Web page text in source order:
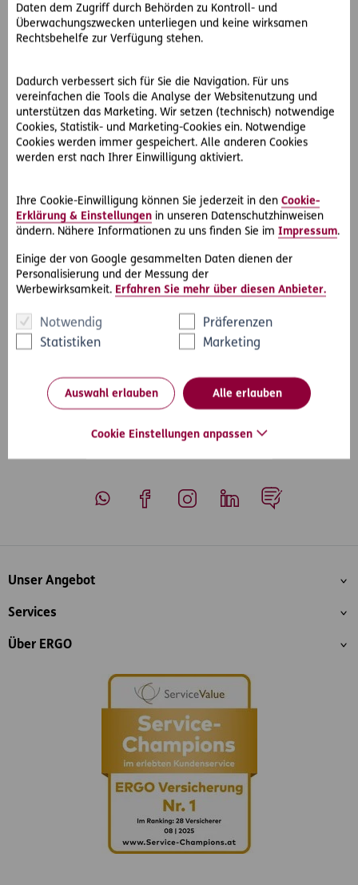
Daten dem Zugriff durch Behörden zu Kontroll- und
Überwachungszwecken unterliegen und keine wirksamen
Rechtsbehelfe zur Verfügung stehen.
Dadurch verbessert sich für Sie die Navigation. Für uns
vereinfachen die Tools die Analyse der Websitenutzung und
unterstützen das Marketing. Wir setzen (technisch) notwendige
Cookies, Statistik- und Marketing-Cookies ein. Notwendige
Cookies werden immer gespeichert. Alle anderen Cookies
werden erst nach Ihrer Einwilligung aktiviert.
Ihre Cookie-Einwilligung können Sie jederzeit in den Cookie-
Erklärung & Einstellungen in unseren Datenschutzhinweisen
ändern. Nähere Informationen zu uns finden Sie im Impressum.
Einige der von Google gesammelten Daten dienen der
Personalisierung und der Messung der
Werbewirksamkeit. Erfahren Sie mehr über diesen Anbieter.
Notwendig
Präferenzen
Statistiken
Marketing
Auswahl erlauben Alle erlauben
Cookie Einstellungen anpassen
lediglich die Anzahl ihrer Mitarbeiter angeben, um ihre
Fahrzeuge zu versichern.
Der Fahrzeug-Rechtsschutz gilt nicht nur für die
betrieblichen, sondern auch für privat genutzte KFZ. Darin
inkludiert sind beispielsweise der Schadensersatz- und
Straf-Rechtsschutz für Streitigkeiten nach Verkehrsunfällen.
Auch der Fahrzeug-Vertrags-Rechtsschutz für den An- und
Versicherungsverträgen gehören dazu.
Der Fahrzeug-Rechtsschutz für Unternehmen kann
zusätzlich zur Basisabsicherung, dem Profi-Rechtsschutz,
abgeschlossen werden.
#Rechtsfälle
Inhaltsübersicht
Unser Angebot
Services
Über ERGO